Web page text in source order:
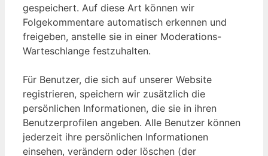
gespeichert. Auf diese Art können wir
Folgekommentare automatisch erkennen und
freigeben, anstelle sie in einer Moderations-
Warteschlange festzuhalten.
Für Benutzer, die sich auf unserer Website
registrieren, speichern wir zusätzlich die
persönlichen Informationen, die sie in ihren
Benutzerprofilen angeben. Alle Benutzer können
jederzeit ihre persönlichen Informationen
einsehen, verändern oder löschen (der